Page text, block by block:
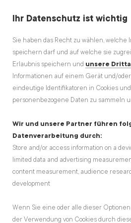
BURNING HEN
Schwoaga Andi
Ihr Datenschutz ist wichtig
Sie haben das Recht zu wählen, welche
speichern darf und auf welche sie
Erlaubnis speichern und unsere
Informationen auf einem Gerät und/
eindeutige Identifikatoren in Cookies
personenbezogene Daten zu sammeln
Wir und unsere Partner führen
Datenverarbeitung durch:
Store and/or access information on a
limited data and advertising
content measurement, audience
development
Wenn Sie eine oder alle dieser
der Verwendung von Cookies durch